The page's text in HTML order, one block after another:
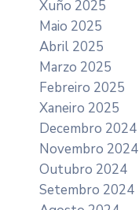
Xuño 2025
Maio 2025
Abril 2025
Marzo 2025
Febreiro 2025
Xaneiro 2025
Decembro 2024
Novembro 2024
Outubro 2024
Setembro 2024